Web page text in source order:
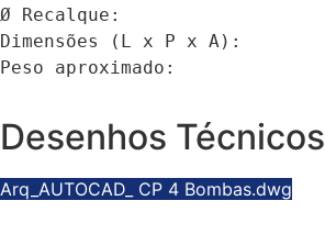
Ø Recalque:			Manifold 3" BSP (conexão macho)
Dimensões (L x P x A):		715 x 1500 x 1400 mm
Desenhos Técnicos
Arq_AUTOCAD_ CP 4 Bombas.dwg